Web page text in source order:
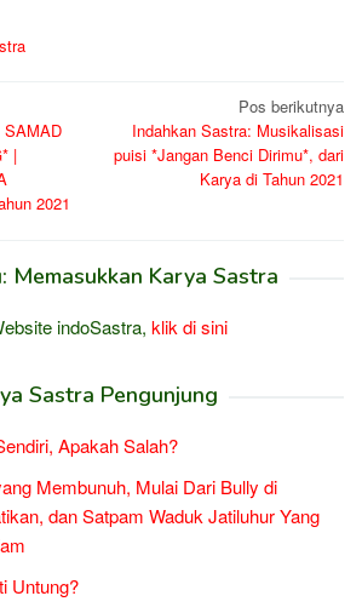
|
2021
Pos berikutnya
Indahkan Sastra: Musikalisasi
puisi *Jangan Benci Dirimu*, dari
Karya di Tahun 2021
Memasukkan Karya Sastra
indoSastra, klik di sini
Sastra Pengunjung
Apakah Salah?
Membunuh, Mulai Dari Bully di
dan Satpam Waduk Jatiluhur Yang
Untung?